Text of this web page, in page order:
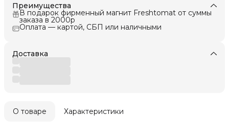
Преимущества
В подарок фирменный магнит Freshtomat от суммы
заказа в 2000р
Оплата — картой, СБП или наличными
Доставка
О товаре Характеристики